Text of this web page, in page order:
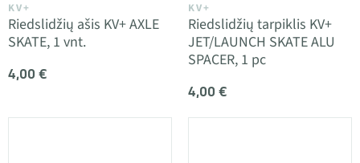
KV+
Riedslidžių ašis KV+ AXLE
SKATE, 1 vnt.
4,00 €
KV+
Riedslidžių tarpiklis KV+
JET/LAUNCH SKATE ALU
SPACER, 1 pc
4,00 €